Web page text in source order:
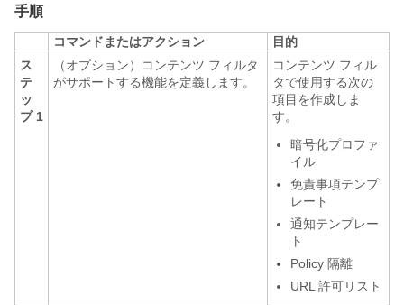
手順
コマンドまたはアクション
目的
ス
テ
ッ
プ 1
（オプション）コンテンツ フィルタ
がサポートする機能を定義します。
コンテンツ フィル
タで使用する次の
項目を作成しま
す。
暗号化プロファ
イル
免責事項テンプ
レート
通知テンプレー
ト
Policy 隔離
URL 許可リスト